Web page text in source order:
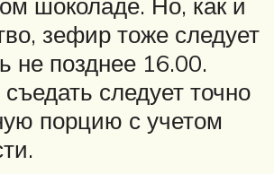
зефир тоже следует
не позднее 16.00.
следует точно
порцию с учетом